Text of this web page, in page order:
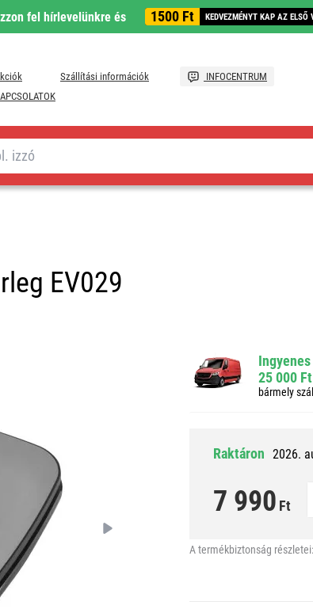
fel hírlevelünkre és 1500 Ft KEDVEZMÉNYT KAP AZ ELSŐ
Szállítási információk
INFOCENTRUM
EV029
25 000 Ft
bármely
Raktáron 2026.
7 990 Ft
A termékbiztonság részletei: